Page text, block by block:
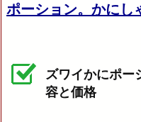
ポーション。かにし
ズワイかにポー
容と価格